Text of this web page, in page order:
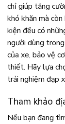
chỉ giúp tăng
khó khăn mà
kiện đều có
người dùng
của xe, bảo vệ
thiết. Hãy lựa
trải nghiệm đạp
Tham khảo
Nếu bạn đang